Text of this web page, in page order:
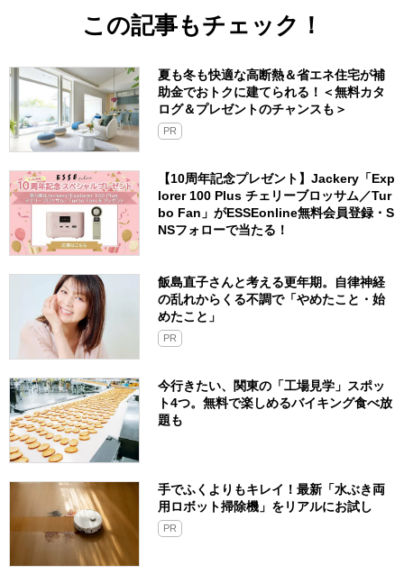
この記事もチェック！
夏も冬も快適な高断熱＆省エネ住宅が補
助金でおトクに建てられる！＜無料カタ
ログ＆プレゼントのチャンスも＞
PR
【10周年記念プレゼント】Jackery「Exp
lorer 100 Plus チェリーブロッサム／Tur
bo Fan」がESSEonline無料会員登録・S
NSフォローで当たる！
飯島直子さんと考える更年期。自律神経
の乱れからくる不調で「やめたこと・始
めたこと」
PR
今行きたい、関東の「工場見学」スポッ
ト4つ。無料で楽しめるバイキング食べ放
題も
手でふくよりもキレイ！最新「水ぶき両
用ロボット掃除機」をリアルにお試し
PR